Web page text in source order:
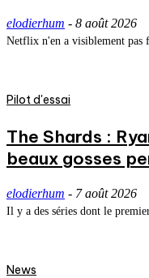
elodierhum - 8 août 2026
Netflix n'en a visiblement pas
Pilot d'essai
The Shards :
beaux gosses
elodierhum - 7 août 2026
Il y a des séries dont le premier
News